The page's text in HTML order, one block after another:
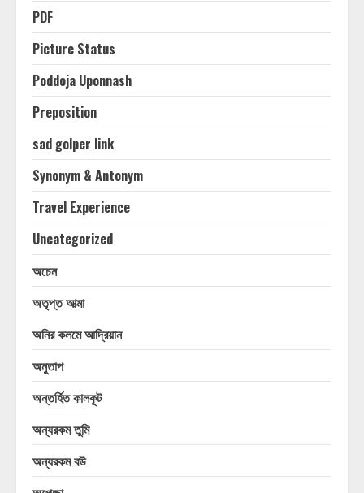
PDF
Picture Status
Poddoja Uponnash
Preposition
sad golper link
Synonym & Antonym
Travel Experience
Uncategorized
অচেন
অতৃপ্ত আত্মা
অনির কলমে আদ্রিয়ান
অনুতাপ
অন্তর্হিত কালকূট
অন্যরকম তুমি
অন্যরকম বউ